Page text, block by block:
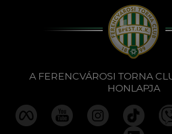
A FERENCVÁROSI TORNA
HONLAPJA